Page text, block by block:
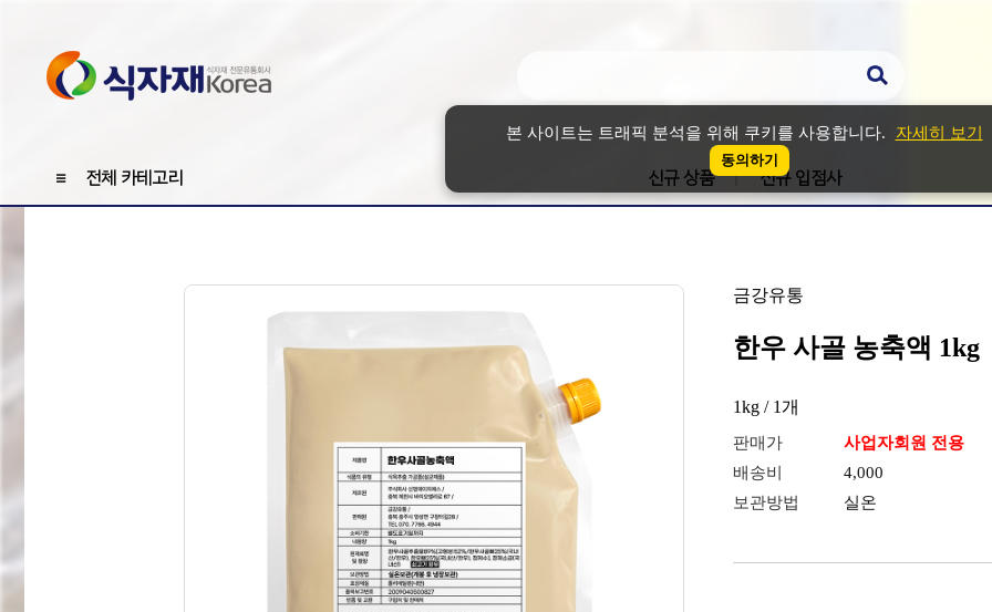
본 사이트는 트래픽 분석을 위해 쿠키를 사용합니다. 자세히 보기
동의하기
≡ 전체 카테고리 신규 상품 신규 입점사
금강유통
한우 사골 농축액 1kg
1kg / 1개
판매가
사업자회원 전용
배송비
4,000
보관방법
실온